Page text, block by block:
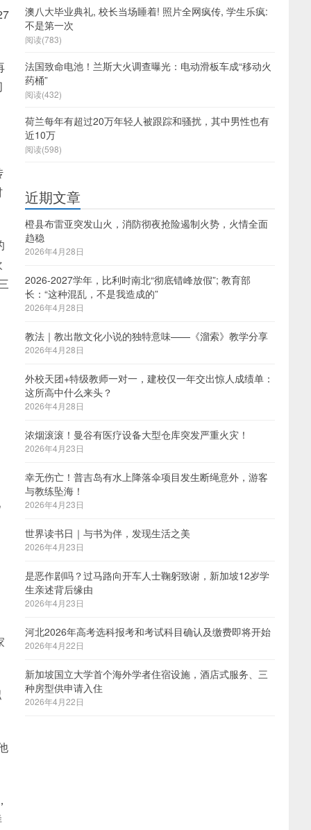
澳八大毕业典礼, 校长当场睡着! 照片全网疯传, 学生乐疯:
不是第一次
阅读(783)
法国致命电池！兰斯大火调查曝光：电动滑板车成“移动火
药桶”
阅读(432)
荷兰每年有超过20万年轻人被跟踪和骚扰，其中男性也有
近10万
阅读(598)
近期文章
橙县布雷亚突发山火，消防彻夜抢险遏制火势，火情全面
趋稳
2026年4月28日
2026-2027学年，比利时南北“彻底错峰放假”; 教育部
长：“这种混乱，不是我造成的”
2026年4月28日
教法｜教出散文化小说的独特意味——《溜索》教学分享
2026年4月28日
外校天团+特级教师一对一，建校仅一年交出惊人成绩单：
这所高中什么来头？
2026年4月28日
浓烟滚滚！曼谷有医疗设备大型仓库突发严重火灾！
2026年4月23日
幸无伤亡！普吉岛有水上降落伞项目发生断绳意外，游客
与教练坠海！
2026年4月23日
世界读书日｜与书为伴，发现生活之美
2026年4月23日
是恶作剧吗？过马路向开车人士鞠躬致谢，新加坡12岁学
生亲述背后缘由
2026年4月23日
河北2026年高考选科报考和考试科目确认及缴费即将开始
2026年4月22日
新加坡国立大学首个海外学者住宿设施，酒店式服务、三
种房型供申请入住
2026年4月22日